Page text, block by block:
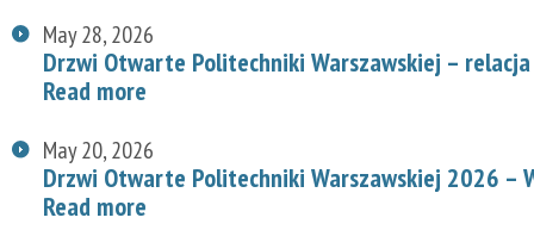
May 28, 2026
Drzwi Otwarte Politechniki Warszawskiej – relacja
Read more
May 20, 2026
Drzwi Otwarte Politechniki Warszawskiej 2026 –
Read more